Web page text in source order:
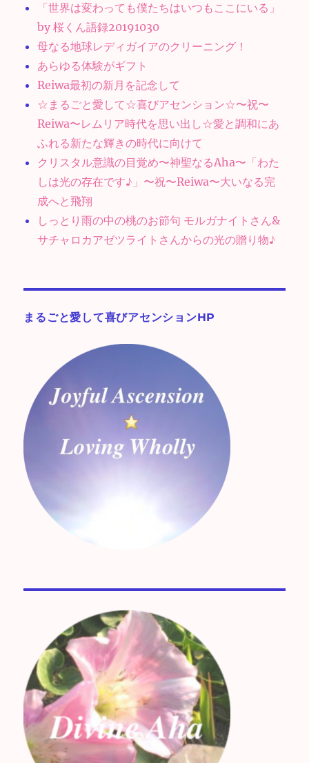
「世界は変わっても僕たちはいつもここにいる」
by 桜くん語録20191030
母なる地球レディガイアのクリーニング！
あらゆる体験がギフト
Reiwa最初の新月を記念して
☆まるごと愛して☆喜びアセンション☆〜祝〜
Reiwa〜レムリア時代を思い出し☆愛と調和にあ
ふれる新たな輝きの時代に向けて
クリスタル意識の目覚め〜神聖なるAha〜「わた
しは光の存在です♪」〜祝〜Reiwa〜大いなる完
成へと飛翔
しっとり雨の中の桃のお節句 モルガナイトさん&
サチャロカアゼツライトさんからの光の贈り物♪
まるごと愛して喜びアセンションHP